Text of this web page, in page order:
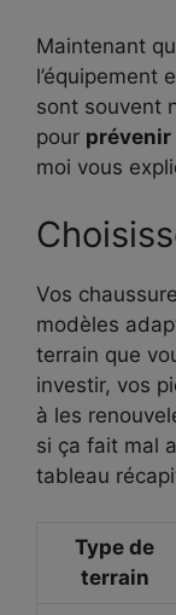
Maintenant
l’équipement
sont souvent
pour prévenir
moi vous
Vos
modèles
terrain que
investir, vos
à les
si ça fait mal
tableau
Type de
terrain